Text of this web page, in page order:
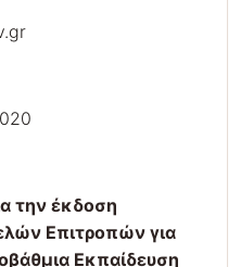
την έκδοση
Επιτροπών για
Εκπαίδευση